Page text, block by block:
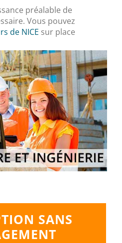
préalable de
Vous pouvez
de NICE sur place
SANS